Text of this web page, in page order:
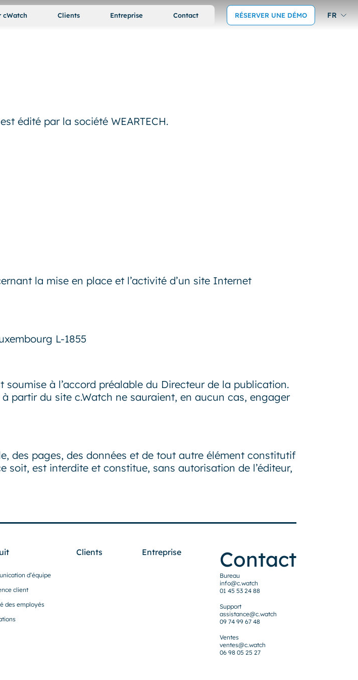
cWatch Clients Entreprise Contact RÉSERVER UNE DÉMO FR
édité par la société WEARTECH.
la mise en place et l’activité d’un site Internet
L-1855
à l’accord préalable du Directeur de la publication.
partir du site c.Watch ne sauraient, en aucun cas, engager
des pages, des données et de tout autre élément constitutif
soit, est interdite et constitue, sans autorisation de l’éditeur,
d’équipe
client
des employés
Clients Entreprise Contact
Bureau
info@c.watch
01 45 53 24 88
Support
assistance@c.watch
09 74 99 67 48
Ventes
ventes@c.watch
06 98 05 25 27